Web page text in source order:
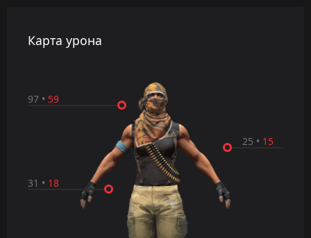
Карта урона
31 • 18
25 • 15
97 • 59